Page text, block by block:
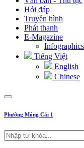
Hỏi đáp
Truyền hình
Phát thanh
E-Magazine
Infographics
Tiếng Việt
English
Chinese
Phường Móng Cái 1